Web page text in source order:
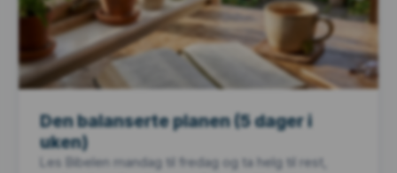
Den balanserte planen (5 dager i
uken)
Les Bibelen mandag til fredag og ta helg til rest,